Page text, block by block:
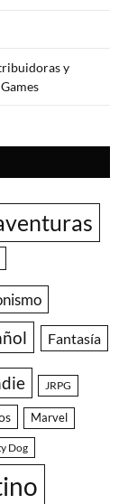
y
Fantasía
JRPG
Marvel
Dog